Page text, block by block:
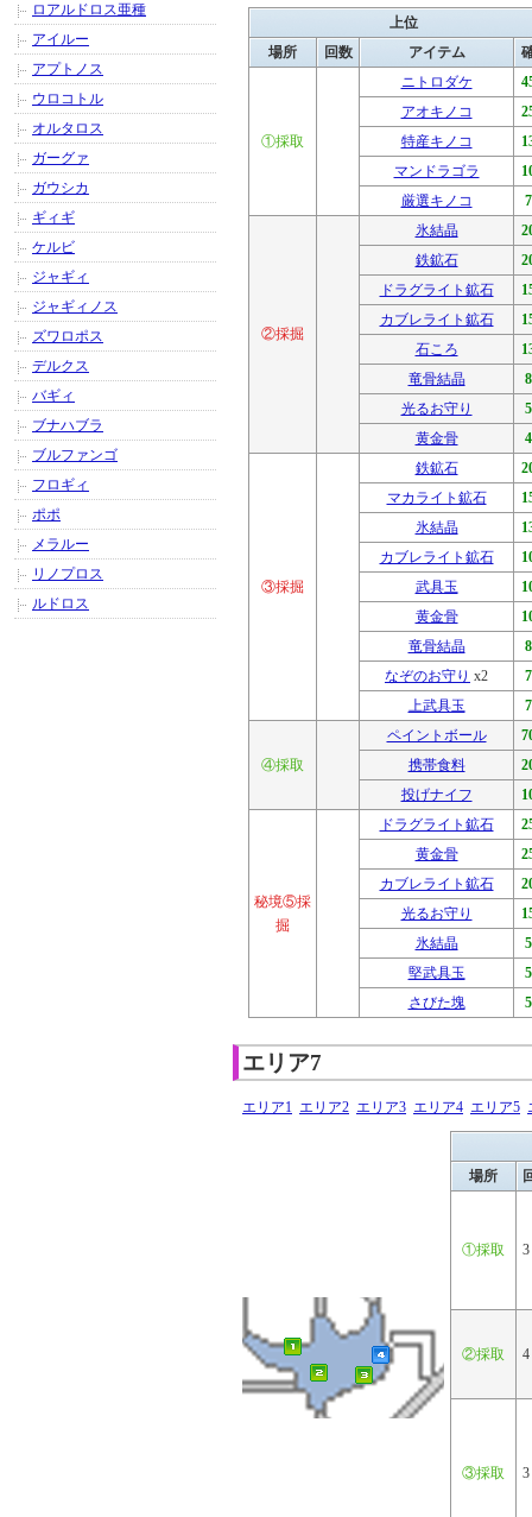
上位
場所
回数 アイテム
①採取
ニトロダケ
アオキノコ
特産キノコ
マンドラゴラ
厳選キノコ
②採掘
氷結晶
鉄鉱石
ドラグライト鉱石
カブレライト鉱石
石ころ
竜骨結晶
光るお守り
黄金骨
③採掘
鉄鉱石
マカライト鉱石
氷結晶
カブレライト鉱石
武具玉
黄金骨
竜骨結晶
なぞのお守り x2
上武具玉
④採取
ペイントボール
携帯食料
投げナイフ
秘境⑤採
掘
ドラグライト鉱石
黄金骨
カブレライト鉱石
光るお守り
氷結晶
堅武具玉
さびた塊
エリア7
エリア1 エリア2 エリア3 エリア4 エリア5
場所
①採取
②採取
③採取
ロアルドロス亜種
アイルー
アプトノス
ウロコトル
オルタロス
ガーグァ
ガウシカ
ギィギ
ケルビ
ジャギィ
ジャギィノス
ズワロポス
デルクス
バギィ
ブナハブラ
ブルファンゴ
フロギィ
ポポ
メラルー
リノプロス
ルドロス